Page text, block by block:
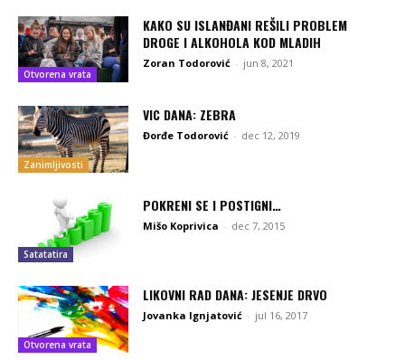
Otvorena vrata
KAKO SU ISLANĐANI REŠILI PROBLEM
DROGE I ALKOHOLA KOD MLADIH
Zoran Todorović - jun 8, 2021
Zanimljivosti
VIC DANA: ZEBRA
Đorđe Todorović - dec 12, 2019
Satatatira
POKRENI SE I POSTIGNI…
Mišo Koprivica - dec 7, 2015
Otvorena vrata
LIKOVNI RAD DANA: JESENJE DRVO
Jovanka Ignjatović - jul 16, 2017